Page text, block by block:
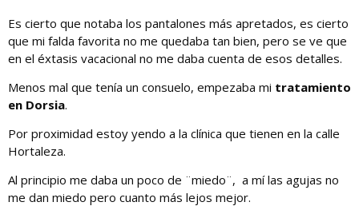
Es cierto que notaba los pantalones más apretados, es cierto
que mi falda favorita no me quedaba tan bien, pero se ve que
en el éxtasis vacacional no me daba cuenta de esos detalles.
Menos mal que tenía un consuelo, empezaba mi tratamiento
en Dorsia.
Por proximidad estoy yendo a la clínica que tienen en la calle
Hortaleza.
Al principio me daba un poco de ¨miedo¨, a mí las agujas no
me dan miedo pero cuanto más lejos mejor.